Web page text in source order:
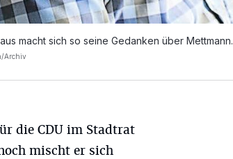
macht sich so seine Gedanken über Mettmann.
Archiv
die CDU im Stadtrat
mischt er sich